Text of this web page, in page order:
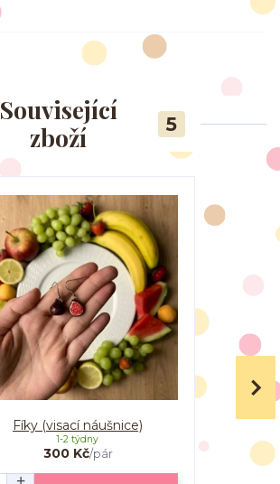
Související
zboží
5
Fíky (visací náušnice)
300 Kč/pár
1-2 týdny